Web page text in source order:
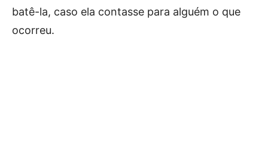
batê-la, caso ela contasse para alguém o que
ocorreu.